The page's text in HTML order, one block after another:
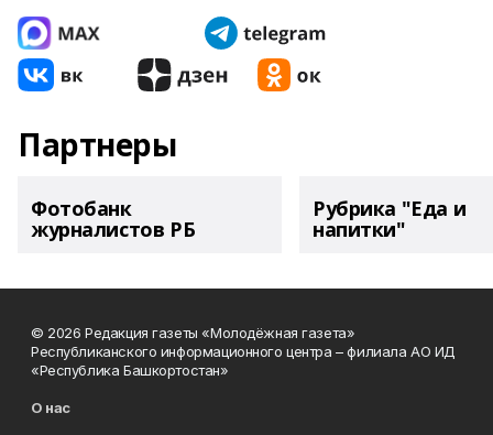
Партнеры
Фотобанк
журналистов РБ
Рубрика "Еда и
напитки"
© 2026 Редакция газеты «Молодёжная газета»
Республиканского информационного центра – филиала АО ИД
«Республика Башкортостан»
О нас